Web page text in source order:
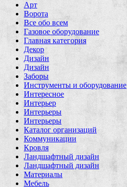
Арт
Ворота
Все обо всем
Газовое оборудование
Главная категория
Декор
Дизайн
Дизайн
Заборы
Инструменты и оборудование
Интересное
Интерьер
Интерьеры
Интерьеры
Каталог организаций
Коммуникации
Кровля
Ландшафтный дизайн
Ландшафтный дизайн
Материалы
Мебель